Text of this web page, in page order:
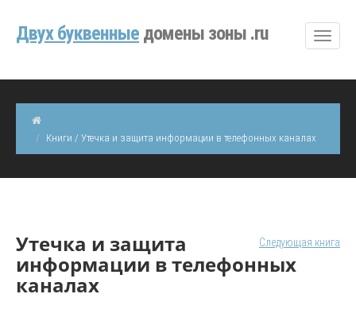
Двуx буквенные домены зоны .ru
Книги / Утечка и защита информации в телефонных каналах
Следующая книга
Утечка и защита
информации в телефонных
каналах